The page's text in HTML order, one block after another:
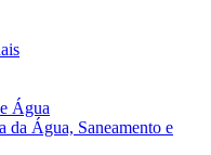
Água
da Água, Saneamento e